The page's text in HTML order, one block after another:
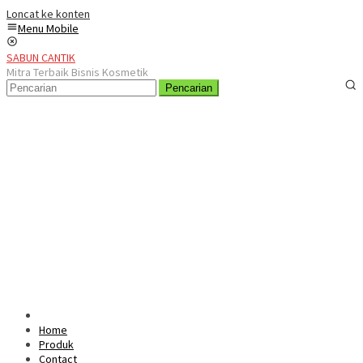
Loncat ke konten
Menu Mobile
SABUN CANTIK
Mitra Terbaik Bisnis Kosmetik
Pencarian
Home
Produk
Contact